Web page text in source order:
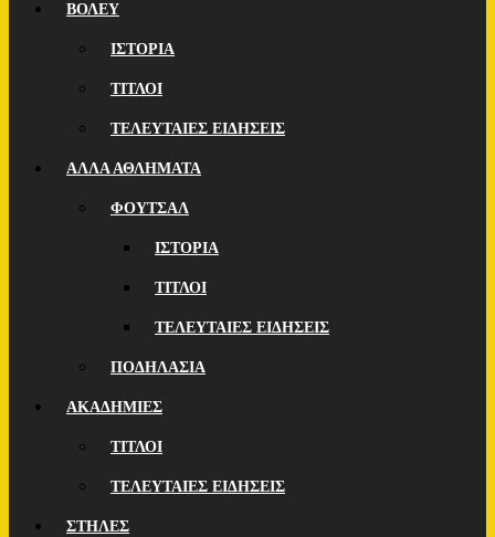
ΒΟΛΕΥ
ΙΣΤΟΡΙΑ
ΤΙΤΛΟΙ
ΤΕΛΕΥΤΑΙΕΣ ΕΙΔΗΣΕΙΣ
ΑΛΛΑ ΑΘΛΗΜΑΤΑ
ΦΟΥΤΣΑΛ
ΙΣΤΟΡΙΑ
ΤΙΤΛΟΙ
ΤΕΛΕΥΤΑΙΕΣ ΕΙΔΗΣΕΙΣ
ΠΟΔΗΛΑΣΙΑ
ΑΚΑΔΗΜΙΕΣ
ΤΙΤΛΟΙ
ΤΕΛΕΥΤΑΙΕΣ ΕΙΔΗΣΕΙΣ
ΣΤΗΛΕΣ